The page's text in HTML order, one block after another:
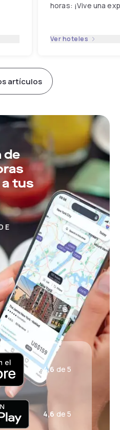
horas: ¡Vive una
Ver hoteles
artículos
de
tus
4,6 de 5
4,6 de 5